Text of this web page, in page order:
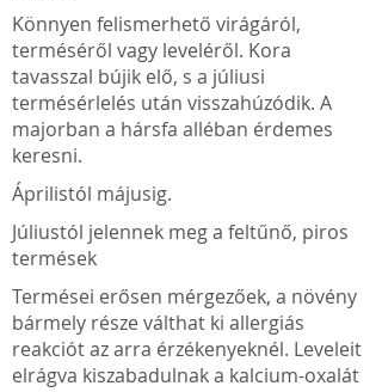
Könnyen felismerhető virágáról,
terméséről vagy leveléről. Kora
tavasszal bújik elő, s a júliusi
termésérlelés után visszahúzódik. A
majorban a hársfa alléban érdemes
keresni.
Áprilistól májusig.
Júliustól jelennek meg a feltűnő, piros
termések
Termései erősen mérgezőek, a növény
bármely része válthat ki allergiás
reakciót az arra érzékenyeknél. Leveleit
elrágva kiszabadulnak a kalcium-oxalát